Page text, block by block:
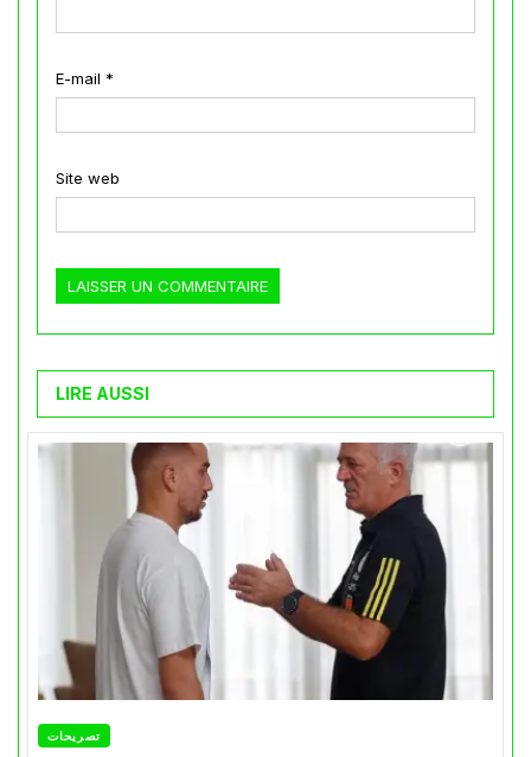
E-mail *
Site web
LIRE AUSSI
تصريحات